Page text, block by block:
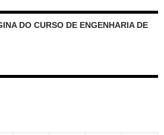
DO CURSO DE ENGENHARIA DE